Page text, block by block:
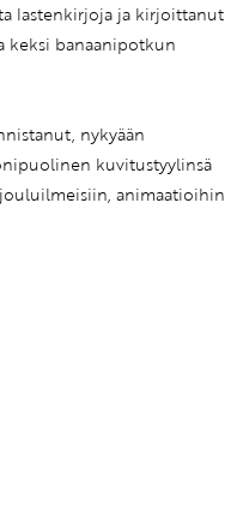
lastenkirjoja ja kirjoittanut
keksi banaanipotkun
nykyään
kuvitustyylinsä
animaatioihin